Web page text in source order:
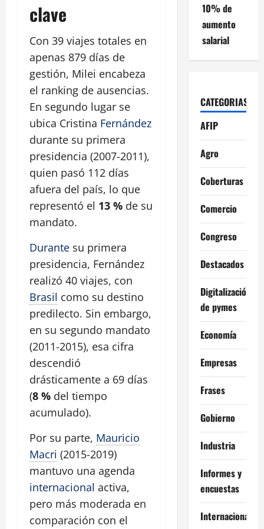
clave
Con 39 viajes totales en
apenas 879 días de
gestión, Milei encabeza
el ranking de ausencias.
En segundo lugar se
ubica Cristina Fernández
durante su primera
presidencia (2007-2011),
quien pasó 112 días
afuera del país, lo que
representó el 13 % de su
mandato.
Durante su primera
presidencia, Fernández
realizó 40 viajes, con
Brasil como su destino
predilecto. Sin embargo,
en su segundo mandato
(2011-2015), esa cifra
descendió
drásticamente a 69 días
(8 % del tiempo
acumulado).
Por su parte, Mauricio
Macri (2015-2019)
mantuvo una agenda
internacional activa,
pero más moderada en
comparación con el
10% de
aumento
salarial
CATEGORIAS
AFIP
Agro
Coberturas
Comercio
Congreso
Destacados
Digitalización
de pymes
Economía
Empresas
Frases
Gobierno
Industria
Informes y
encuestas
Internacional